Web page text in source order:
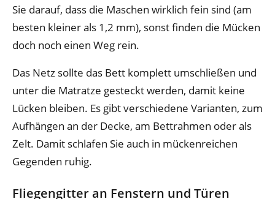
Sie darauf, dass die Maschen wirklich fein sind (am
besten kleiner als 1,2 mm), sonst finden die Mücken
doch noch einen Weg rein.
Das Netz sollte das Bett komplett umschließen und
unter die Matratze gesteckt werden, damit keine
Lücken bleiben. Es gibt verschiedene Varianten, zum
Aufhängen an der Decke, am Bettrahmen oder als
Zelt. Damit schlafen Sie auch in mückenreichen
Gegenden ruhig.
Fliegengitter an Fenstern und Türen